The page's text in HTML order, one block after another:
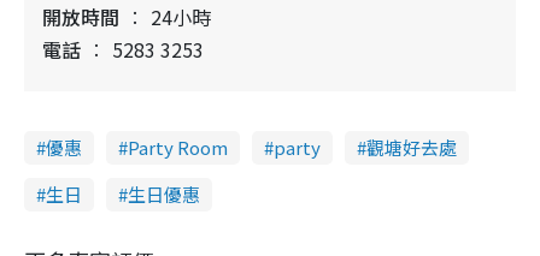
開放時間
24小時
電話
5283 3253
優惠 Party Room party
觀塘好去處
生日
生日優惠